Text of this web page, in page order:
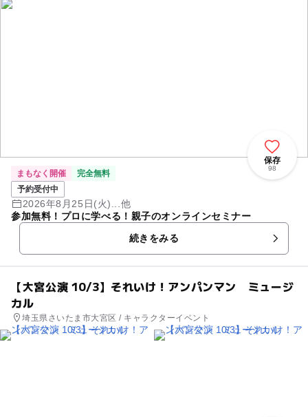
保存
98
まもなく開催
完全無料
予約受付中
2026年8月25日(火)...他
参加無料！プロに学べる！親子のオンラインセミナー
続きをみる
【大宮公演 10/3】それいけ！アンパンマン ミュージ
カル
埼玉県さいたま市大宮区 / キャラクターイベント